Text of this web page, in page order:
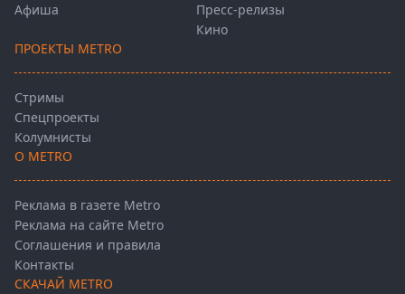
Афиша
Пресс-релизы
Кино
ПРОЕКТЫ METRO
Стримы
Спецпроекты
Колумнисты
О METRO
Реклама в газете Metro
Реклама на сайте Metro
Соглашения и правила
Контакты
СКАЧАЙ METRO